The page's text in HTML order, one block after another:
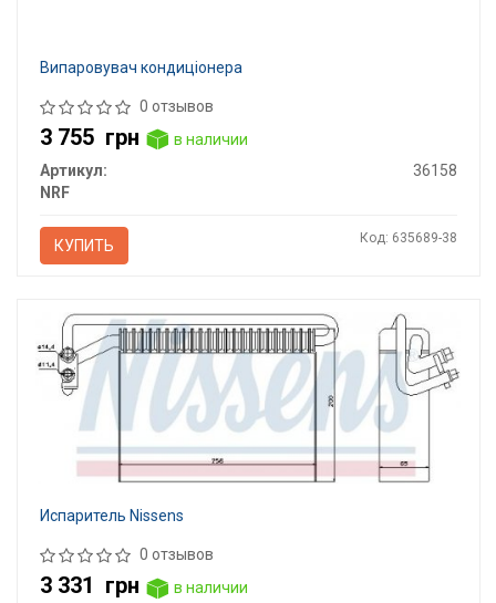
Випаровувач кондиціонера
0 отзывов
3 755 грн
в наличии
Артикул:
36158
NRF
КУПИТЬ Код: 635689-38
Испаритель Nissens
0 отзывов
3 331 грн
в наличии